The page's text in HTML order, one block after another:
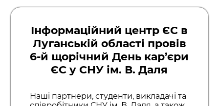
Інформаційний центр ЄС в
Луганській області провів
6-й щорічний День кар’єри
ЄС у СНУ ім. В. Даля
Наші партнери, студенти, викладачі та